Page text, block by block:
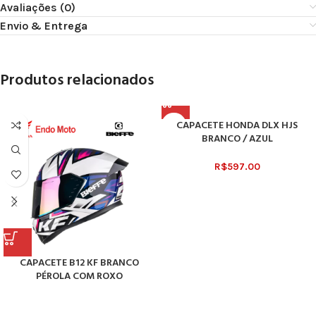
Avaliações (0)
Envio & Entrega
Produtos relacionados
CAPACETE B12 KF BRANCO
PÉROLA COM ROXO
CAPACETE HONDA DLX HJS
BRANCO / AZUL
R$597.00